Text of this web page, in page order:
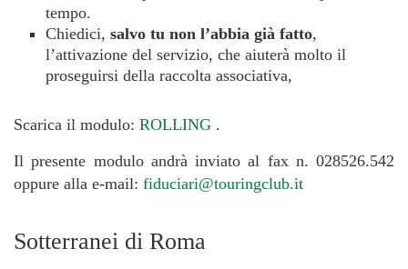
tempo.
Chiedici, salvo tu non l’abbia già fatto,
l’attivazione del servizio, che aiuterà molto il
proseguirsi della raccolta associativa,
Scarica il modulo: ROLLING .
Il presente modulo andrà inviato al fax n. 028526.542
oppure alla e-mail: fiduciari@touringclub.it
Sotterranei di Roma